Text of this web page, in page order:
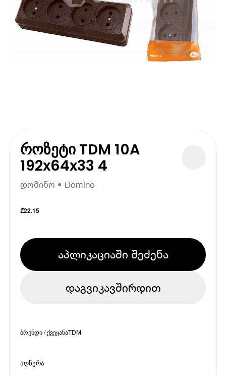
როზეტი TDM 10A
192x64x33 4
დომინო • Domino
₾22.15
აპლიკაციაში შეძენა
დაგვიკავშირდით
ბრენდი / ქვეყანაTDM
აღწერა